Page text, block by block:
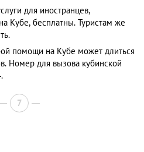
для иностранцев,
Кубе, бесплатны. Туристам же
помощи на Кубе может длиться
Номер для вызова кубинской
7